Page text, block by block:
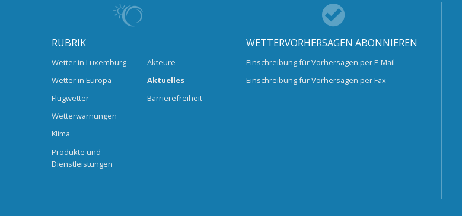
RUBRIK
Wetter in Luxemburg
Wetter in Europa
Flugwetter
Wetterwarnungen
Klima
Produkte und
Dienstleistungen
Akteure
Aktuelles
Barrierefreiheit
WETTERVORHERSAGEN ABONNIEREN
Einschreibung für Vorhersagen per E-Mail
Einschreibung für Vorhersagen per Fax